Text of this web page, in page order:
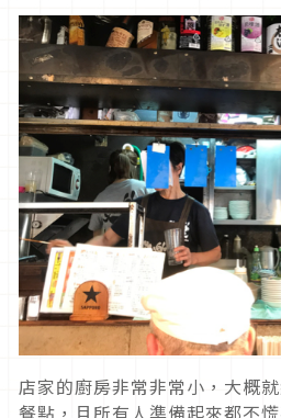
店家的廚房非常非常小，大概